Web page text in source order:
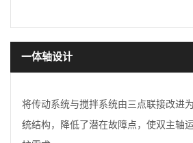
一体轴设计
将传动系统与搅拌系统由三点联接改进
统结构，降低了潜在故障点，使双主轴